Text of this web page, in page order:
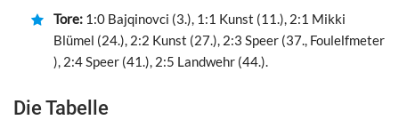
Tore: 1:0 Bajqinovci (3.), 1:1 Kunst (11.), 2:1 Mikki
Blümel (24.), 2:2 Kunst (27.), 2:3 Speer (37., Foulelfmeter
), 2:4 Speer (41.), 2:5 Landwehr (44.).
Die Tabelle